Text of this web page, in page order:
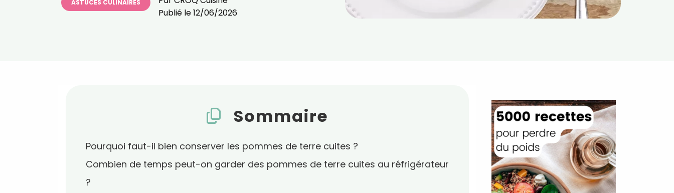
ASTUCES CULINAIRES
Publié le12/06/2026
Sommaire
Pourquoi faut-il bien conserver les pommes de terre cuites ?
Combien de temps peut-on garder des pommes de terre cuites au réfrigérateur
?